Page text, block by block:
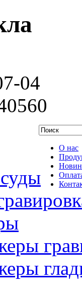
04
О нас